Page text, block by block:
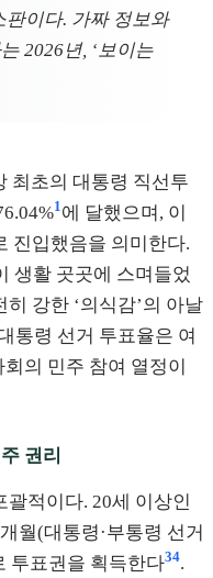
이다. 가짜 정보와
2026년, ‘보이는
최초의 대통령 직선투
1에 달했으며, 이
진입했음을 의미한다.
생활 곳곳에 스며들었
강한 ‘의식감’의 아날
통령 선거 투표율은 여
의 민주 참여 열정이
권리
적이다. 20세 이상인
월(대통령·부통령 선거
투표권을 획득한다34.